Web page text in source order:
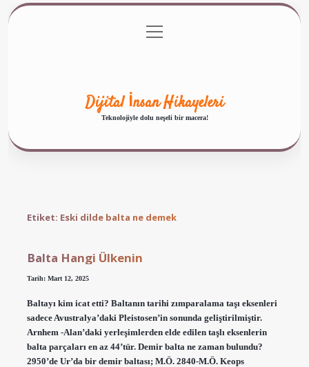
Gizlilik Politikası
menüyü
aç
Dijital İnsan Hikayeleri
Teknolojiyle dolu neşeli bir macera!
Etiket: Eski dilde balta ne demek
Balta Hangi Ülkenin
Tarih: Mart 12, 2025
Baltayı kim icat etti? Baltanın tarihi zımparalama taşı eksenleri
sadece Avustralya’daki Pleistosen’in sonunda geliştirilmiştir.
Arnhem -Alan’daki yerleşimlerden elde edilen taşlı eksenlerin
balta parçaları en az 44’tür. Demir balta ne zaman bulundu?
2950’de Ur’da bir demir baltası; M.Ö. 2840-M.Ö. Keops